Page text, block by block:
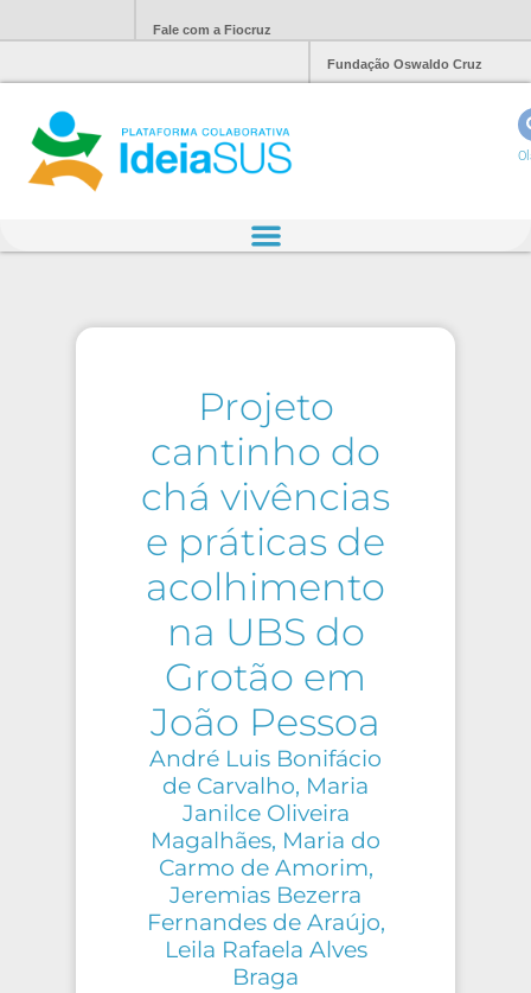
Fale com a Fiocruz
Fundação Oswaldo Cruz
Projeto
cantinho do
chá vivências
e práticas de
acolhimento
na UBS do
Grotão em
João Pessoa
André Luis Bonifácio
de Carvalho, Maria
Janilce Oliveira
Magalhães, Maria do
Carmo de Amorim,
Jeremias Bezerra
Fernandes de Araújo,
Leila Rafaela Alves
Braga